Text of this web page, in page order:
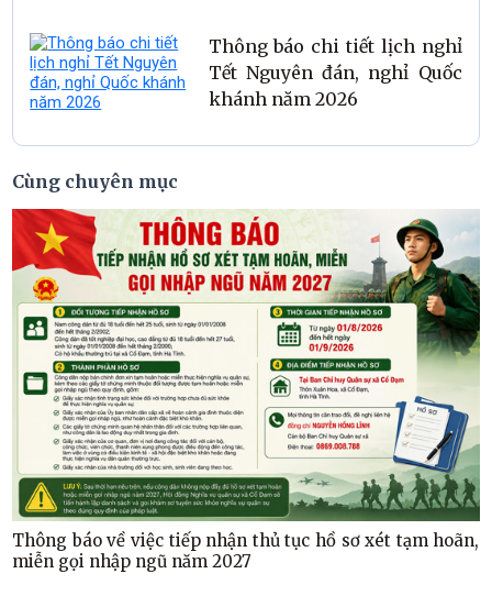
Thông báo chi tiết lịch nghỉ
Tết Nguyên đán, nghỉ Quốc
khánh năm 2026
Cùng chuyên mục
Thông báo về việc tiếp nhận thủ tục hồ sơ xét tạm hoãn,
miễn gọi nhập ngũ năm 2027